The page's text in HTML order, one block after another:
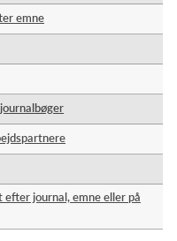
emne
efter journal, emne eller på